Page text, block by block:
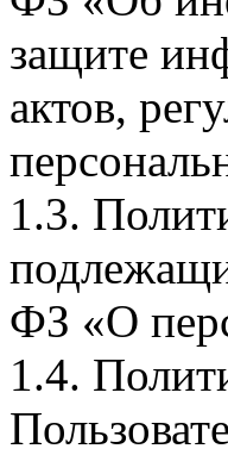
защите
актов,
1.3.
ФЗ «О
1.4.